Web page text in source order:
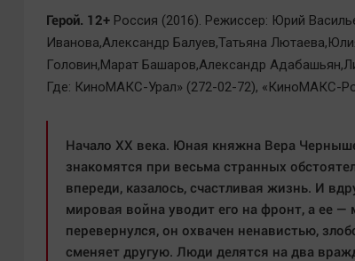
Герой. 12+Россия (2016). Режиссер: Юрий
Иванова,Александр Балуев,Татьяна
Головин,Марат Башаров,Александр
Где: КиноМАКС-Урал» (272-02-72), «КиноМАКС-
Начало ХХ века. Юная княжна Вера
знакомятся при весьма странных
впереди, казалось, счастливая жизнь. И
мировая война уводит его на фронт, а ее —
перевернулся, он охвачен ненавистью,
сменяет другую. Люди делятся на два